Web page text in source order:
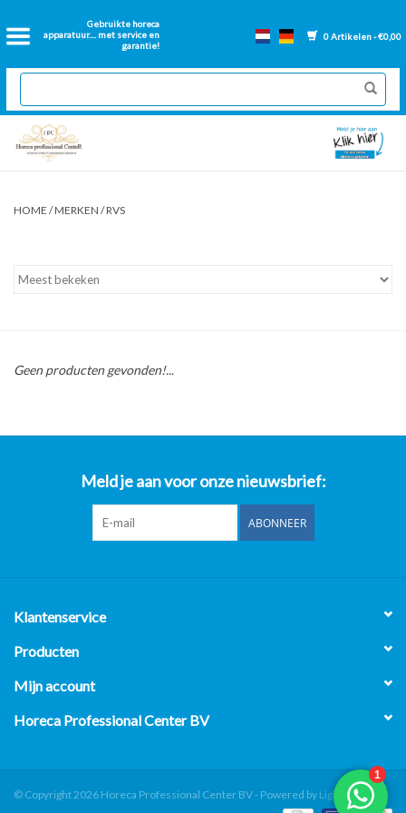
Gebruikte horeca
apparatuur.... met service en
garantie!
0 Artikelen - €0,00
Home
2dehands Horeca
Nieuwe apparatuur
Onderdelen bakwanden
Over ons
HOME /MERKEN /RVS
Geen producten gevonden!...
Meld je aan voor onze nieuwsbrief:
ABONNEER
Klantenservice
Producten
Mijn account
Horeca Professional Center BV
© Copyright 2026 Horeca Professional Center BV - Powered by Lightspeed